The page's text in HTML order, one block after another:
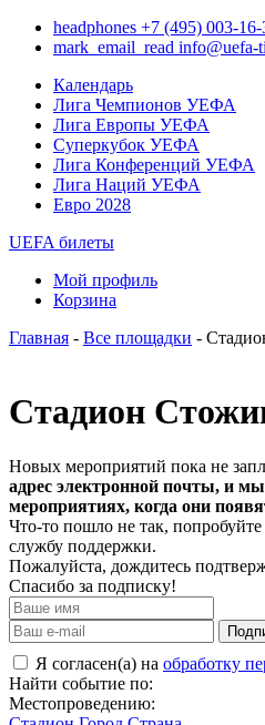
headphones +7 (495) 003-16-
mark_email_read info@uefa-
Календарь
Лига Чемпионов УЕФА
Лига Европы УЕФА
Суперкубок УЕФА
Лига Конференций УЕФА
Лига Наций УЕФА
Евро 2028
UEFA билеты
Мой профиль
Корзина
Главная - Все площадки -
Стадион
Новых мероприятий пока не
адрес электронной почты, и
мероприятиях, когда они
Что-то пошло не так, попробуйте
службу поддержки.
Пожалуйста, дождитесь
Спасибо за подписку!
Я согласен(а) на обработку
Найти событие по:
Местопроведению: